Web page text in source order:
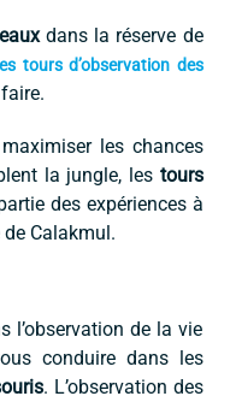
dans la réserve de
les tours d’observation des
les chances
la jungle, les tours
des expériences à
Calakmul.
l’observation de la vie
conduire dans les
. L’observation des